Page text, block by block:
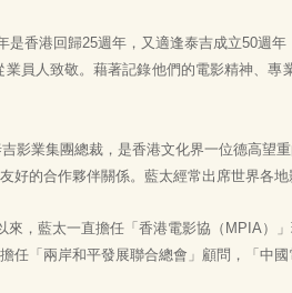
香港回歸25週年，又適逢泰吉成立50週年
業員人致敬。藉著記錄他們的電影精神、
影業集團總裁，是香港文化界一位德高望
好的合作夥伴關係。藍太經常出席世界各
來，藍太一直擔任「香港電影協（MPIA）
任「兩岸和平發展聯合總會」顧問，「中